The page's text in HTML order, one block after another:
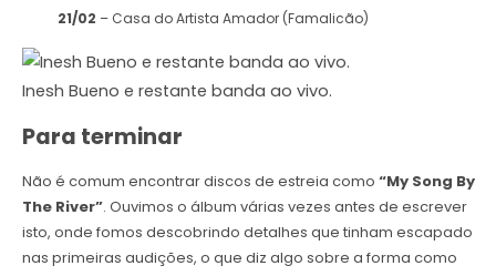
21/02 – Casa do Artista Amador (Famalicão)
Inesh Bueno e restante banda ao vivo.
Para terminar
Não é comum encontrar discos de estreia como “My Song By
The River”. Ouvimos o álbum várias vezes antes de escrever
isto, onde fomos descobrindo detalhes que tinham escapado
nas primeiras audições, o que diz algo sobre a forma como